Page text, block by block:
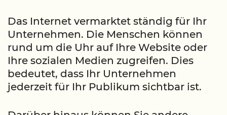
Das Internet vermarktet ständig für Ihr
Unternehmen. Die Menschen können
rund um die Uhr auf Ihre Website oder
Ihre sozialen Medien zugreifen. Dies
bedeutet, dass Ihr Unternehmen
jederzeit für Ihr Publikum sichtbar ist.